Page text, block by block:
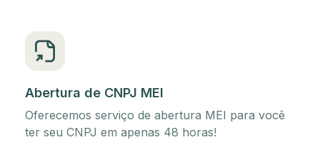
Abertura de CNPJ MEI
Oferecemos serviço de abertura MEI para você
ter seu CNPJ em apenas 48 horas!